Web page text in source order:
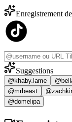
Enregistrement
Suggestions
@khaby.lame
@mrbeast
@domelipa